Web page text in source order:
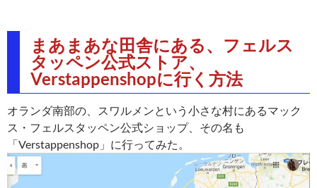
まあまあな田舎にある、フェルス
タッペン公式ストア、
Verstappenshopに行く方法
オランダ南部の、スワルメンという小さな村にあるマック
ス・フェルスタッペン公式ショップ、その名も
「Verstappenshop」に行ってみた。